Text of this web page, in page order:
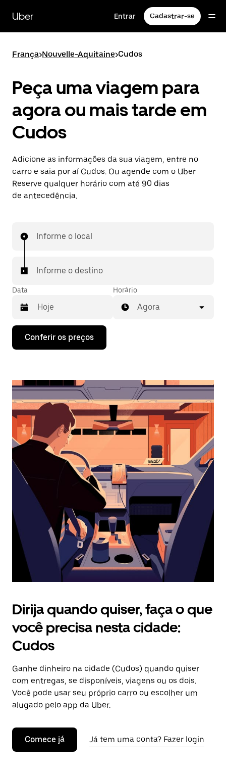
para
conteúdo
Uber Entrar Cadastrar-se
França>Nouvelle-Aquitaine>Cudos
Peça uma viagem para
agora ou mais tarde em
Cudos
Adicione as informações da sua viagem, entre no
carro e saia por aí Cudos. Ou agende com o Uber
Reserve qualquer horário com até 90 dias
de antecedência.
Informe o local
Informe o destino
Data
Pressione
seta
interagir
o
calendário
selecionar
uma
data.
Pressione
a
tecla
“ESC”
o
calendário.
Horário
Agora
Conferir os preços
Dirija quando quiser, faça o que
você precisa nesta cidade:
Cudos
Ganhe dinheiro na cidade (Cudos) quando quiser
com entregas, se disponíveis, viagens ou os dois.
Você pode usar seu próprio carro ou escolher um
alugado pelo app da Uber.
Comece já Já tem uma conta? Fazer login